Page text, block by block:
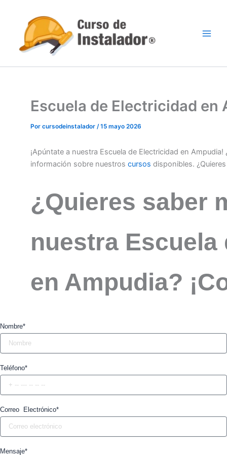
contenido
Escuela de Electricidad en
Por cursodeinstalador /15 mayo 2026
¡Apúntate a nuestra Escuela de Electricidad en
información sobre nuestros cursos disponibles.
¿Quieres saber
nuestra
en Ampudia?
Nombre*
Teléfono*
Correo Electrónico*
Mensaje*